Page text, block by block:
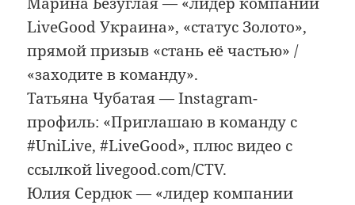
LiveGood Украина», «статус Золото»,
прямой призыв «стань её частью» /
«заходите в команду».
Татьяна Чубатая — Instagram-
профиль: «Приглашаю в команду с
#UniLive, #LiveGood», плюс видео с
ссылкой livegood.com/CTV.
Юлия Сердюк — «лидер компании